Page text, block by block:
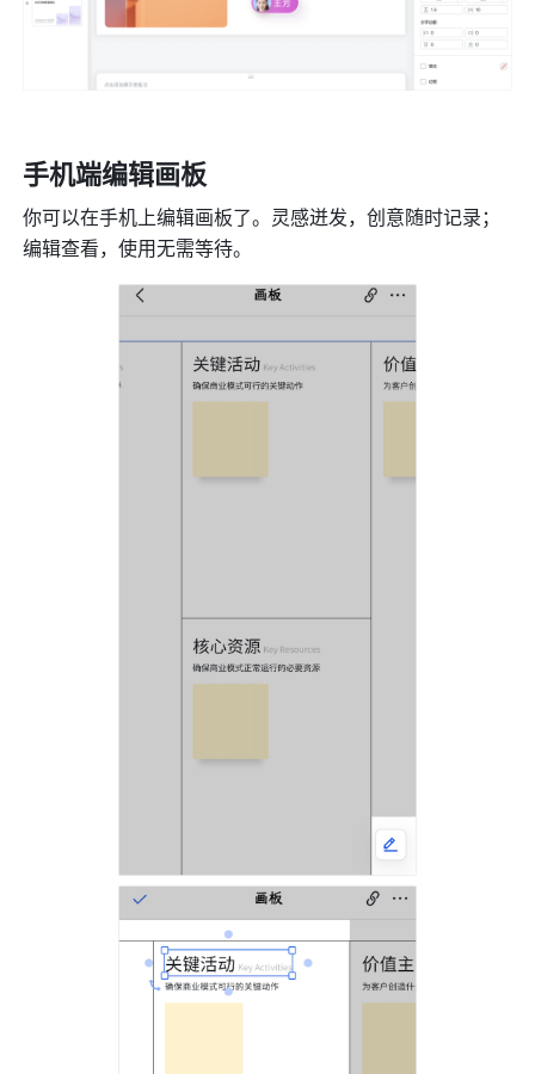
手机端编辑画板
你可以在手机上编辑画板了。灵感迸发，创意随时记录；
编辑查看，使用无需等待。